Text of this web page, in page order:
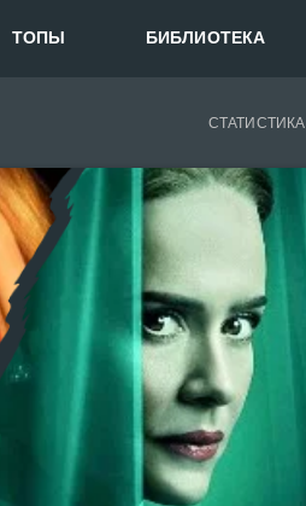
ТОПЫ БИБЛИОТЕКА
СТАТИСТИКА